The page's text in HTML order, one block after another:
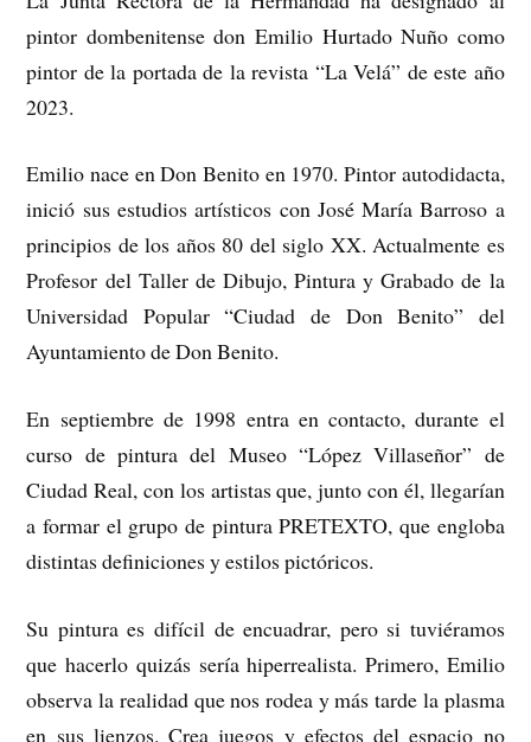
pintor dombenitense don Emilio Hurtado Nuño como
pintor de la portada de la revista “La Velá” de este año
2023.
Emilio nace en Don Benito en 1970. Pintor autodidacta,
inició sus estudios artísticos con José María Barroso a
principios de los años 80 del siglo XX. Actualmente es
Profesor del Taller de Dibujo, Pintura y Grabado de la
Universidad Popular “Ciudad de Don Benito” del
Ayuntamiento de Don Benito.
En septiembre de 1998 entra en contacto, durante el
curso de pintura del Museo “López Villaseñor” de
Ciudad Real, con los artistas que, junto con él, llegarían
a formar el grupo de pintura PRETEXTO, que engloba
distintas definiciones y estilos pictóricos.
Su pintura es difícil de encuadrar, pero si tuviéramos
que hacerlo quizás sería hiperrealista. Primero, Emilio
observa la realidad que nos rodea y más tarde la plasma
en sus lienzos. Crea juegos y efectos del espacio no